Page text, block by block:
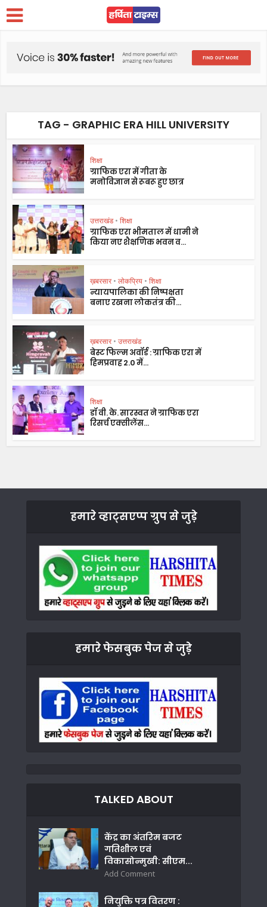
TAG - GRAPHIC ERA HILL UNIVERSITY
शिक्षा
ग्राफिक एरा में गीता के
मनोविज्ञान से रूबरू हुए छात्र
उत्तराखंड • शिक्षा
ग्राफिक एरा भीमताल में धामी ने
किया नए शैक्षणिक भवन व...
ख़बरसार • लोकप्रिय • शिक्षा
न्यायपालिका की निष्पक्षता
बनाए रखना लोकतंत्र की...
ख़बरसार • उत्तराखंड
बेस्ट फिल्म अवॉर्ड : ग्राफिक एरा में
हिमप्रवाह 2.0 में...
शिक्षा
डॉ वी. के. सारस्वत ने ग्राफिक एरा
रिसर्च एक्सीलेंस...
हमारे व्हाट्सएप्प ग्रुप से जुड़े
हमारे फेसबुक पेज से जुड़े
TALKED ABOUT
केंद्र का अंतरिम बजट
गतिशील एवं
विकासोन्मुखी: सीएम...
Add Comment
नियुक्ति पत्र वितरण :